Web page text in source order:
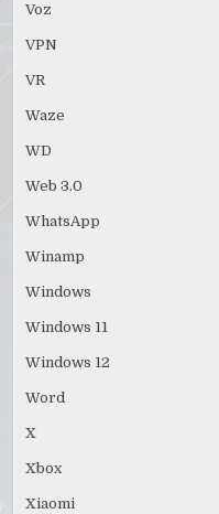
Voz
VPN
VR
Waze
WD
Web 3.0
WhatsApp
Winamp
Windows
Windows 11
Windows 12
Word
X
Xbox
Xiaomi